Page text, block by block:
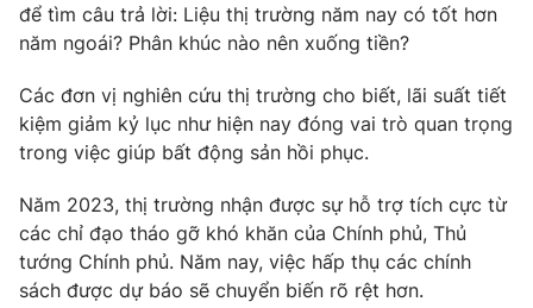
Tư vấn
Emagazine Podcast
Video Shorts video
để tìm câu trả lời: Liệu thị trường năm nay có tốt hơn
năm ngoái? Phân khúc nào nên xuống tiền?
Các đơn vị nghiên cứu thị trường cho biết, lãi suất tiết
kiệm giảm kỷ lục như hiện nay đóng vai trò quan trọng
trong việc giúp bất động sản hồi phục.
Năm 2023, thị trường nhận được sự hỗ trợ tích cực từ
các chỉ đạo tháo gỡ khó khăn của Chính phủ, Thủ
tướng Chính phủ. Năm nay, việc hấp thụ các chính
sách được dự báo sẽ chuyển biến rõ rệt hơn.